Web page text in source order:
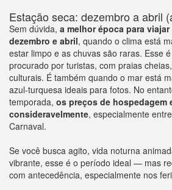
Estação seca: dezembro a abril
Sem dúvida, a melhor época para
dezembro e abril, quando o clima está
estar limpo e as chuvas são raras. Esse
procurado por turistas, com praias
culturais. É também quando o mar está
azul-turquesa ideais para fotos. No
temporada, os preços de hospedagem
consideravelmente, especialmente
Carnaval.
Se você busca agito, vida noturna
vibrante, esse é o período ideal — mas
com antecedência, especialmente nos